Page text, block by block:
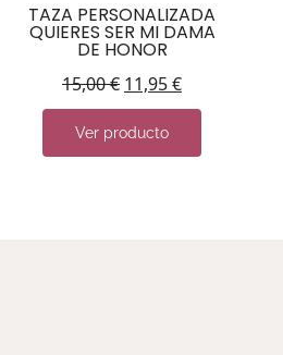
TAZA PERSONALIZADA
QUIERES SER MI DAMA
DE HONOR
15,00€ 11,95€
Ver producto